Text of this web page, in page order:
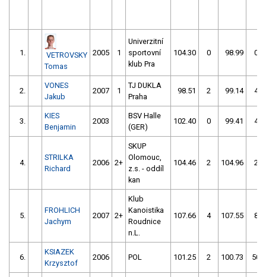
1.
VETROVSKY
Tomas
2005 1
Univerzitní
sportovní
klub Pra
104.30 0 98.99 0
2.
VONES
Jakub
2007 1
TJ DUKLA
Praha
98.51 2 99.14 4
3.
KIES
Benjamin
2003
BSV Halle
(GER)
102.40 0 99.41 4
4.
STRILKA
Richard
2006 2+
SKUP
Olomouc,
z.s. - oddíl
kan
104.46 2 104.96 2
5.
FROHLICH
Jachym
2007 2+
Klub
Kanoistika
Roudnice
n.L.
107.66 4 107.55 8
6.
KSIAZEK
Krzysztof
2006 POL 101.25 2 100.73 50